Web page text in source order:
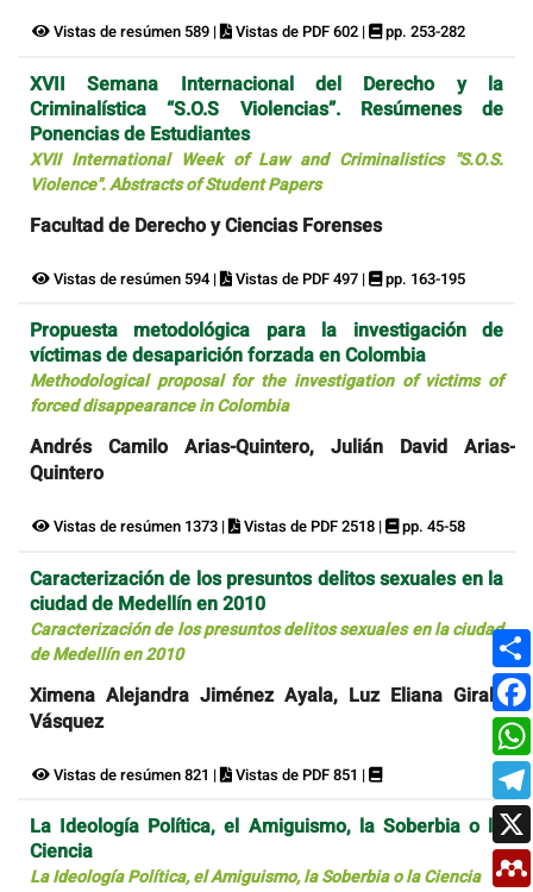
Vistas de resúmen 589 | Vistas de PDF 602 | pp. 253-282
XVII Semana Internacional del Derecho y la
Criminalística “S.O.S Violencias”. Resúmenes de
Ponencias de Estudiantes
XVII International Week of Law and Criminalistics "S.O.S.
Violence". Abstracts of Student Papers
Facultad de Derecho y Ciencias Forenses
Vistas de resúmen 594 | Vistas de PDF 497 | pp. 163-195
Propuesta metodológica para la investigación de
víctimas de desaparición forzada en Colombia
Methodological proposal for the investigation of victims of
forced disappearance in Colombia
Andrés Camilo Arias-Quintero, Julián David Arias-
Quintero
Vistas de resúmen 1373 | Vistas de PDF 2518 | pp. 45-58
Caracterización de los presuntos delitos sexuales en la
ciudad de Medellín en 2010
Caracterización de los presuntos delitos sexuales en la ciudad
de Medellín en 2010
Ximena Alejandra Jiménez Ayala, Luz Eliana Giraldo
Vásquez
Vistas de resúmen 821 | Vistas de PDF 851 |
La Ideología Política, el Amiguismo, la Soberbia o la
Ciencia
La Ideología Política, el Amiguismo, la Soberbia o la Ciencia